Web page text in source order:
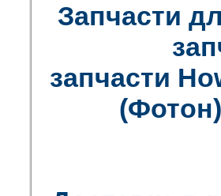
Запчасти
запчасти